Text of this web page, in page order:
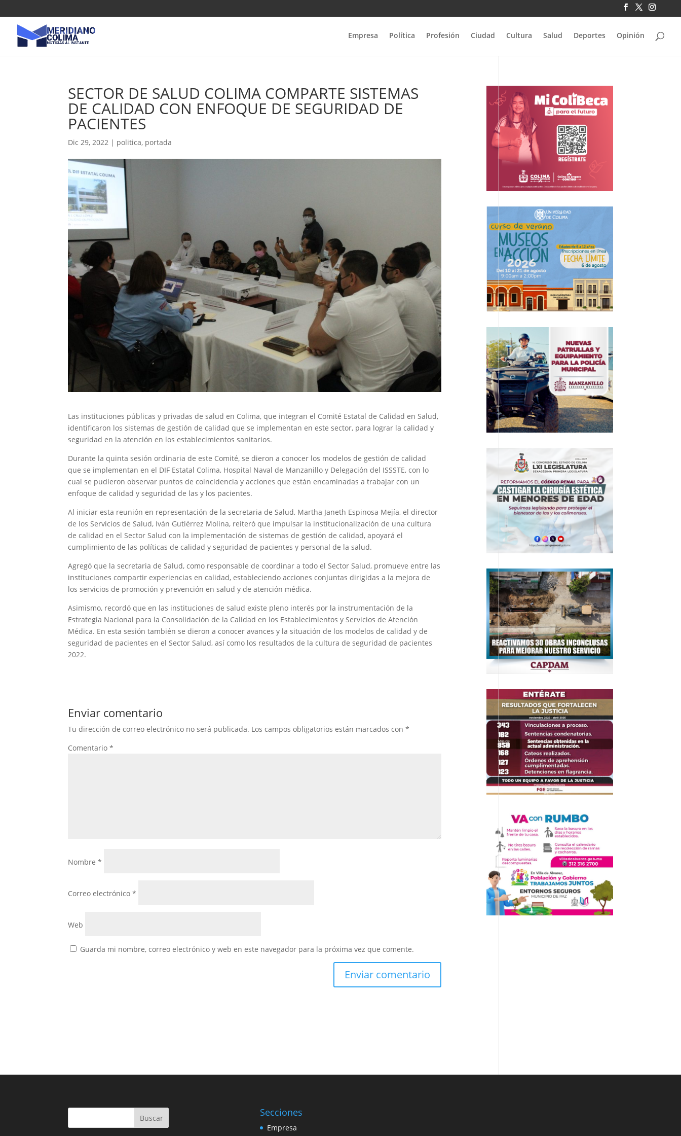
Empresa Política Profesión Ciudad Cultura Salud Deportes Opinión
SECTOR DE SALUD COLIMA COMPARTE SISTEMAS
DE CALIDAD CON ENFOQUE DE SEGURIDAD DE
PACIENTES
Dic 29, 2022 | politica, portada
Las instituciones públicas y privadas de salud en Colima, que integran el Comité Estatal de Calidad en Salud,
identificaron los sistemas de gestión de calidad que se implementan en este sector, para lograr la calidad y
seguridad en la atención en los establecimientos sanitarios.
Durante la quinta sesión ordinaria de este Comité, se dieron a conocer los modelos de gestión de calidad
que se implementan en el DIF Estatal Colima, Hospital Naval de Manzanillo y Delegación del ISSSTE, con lo
cual se pudieron observar puntos de coincidencia y acciones que están encaminadas a trabajar con un
enfoque de calidad y seguridad de las y los pacientes.
Al iniciar esta reunión en representación de la secretaria de Salud, Martha Janeth Espinosa Mejía, el director
de los Servicios de Salud, Iván Gutiérrez Molina, reiteró que impulsar la institucionalización de una cultura
de calidad en el Sector Salud con la implementación de sistemas de gestión de calidad, apoyará el
cumplimiento de las políticas de calidad y seguridad de pacientes y personal de la salud.
Agregó que la secretaria de Salud, como responsable de coordinar a todo el Sector Salud, promueve entre las
instituciones compartir experiencias en calidad, estableciendo acciones conjuntas dirigidas a la mejora de
los servicios de promoción y prevención en salud y de atención médica.
Asimismo, recordó que en las instituciones de salud existe pleno interés por la instrumentación de la
Estrategia Nacional para la Consolidación de la Calidad en los Establecimientos y Servicios de Atención
Médica. En esta sesión también se dieron a conocer avances y la situación de los modelos de calidad y de
seguridad de pacientes en el Sector Salud, así como los resultados de la cultura de seguridad de pacientes
2022.
Enviar comentario
Tu dirección de correo electrónico no será publicada. Los campos obligatorios están marcados con*
Comentario*
Nombre*
Correo electrónico*
Web
Guarda mi nombre, correo electrónico y web en este navegador para la próxima vez que comente.
Buscar Secciones
Empresa